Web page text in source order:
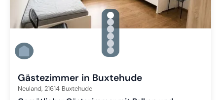
gallery.slide_selector
Zu Slide 1 wechseln
Zu Slide 2 wechseln
Zu Slide 3 wechseln
Zu Slide 4 wechseln
Zu Slide 5 wechseln
Zu Slide 6 wechseln
Gästezimmer in Buxtehude
Neuland, 21614 Buxtehude